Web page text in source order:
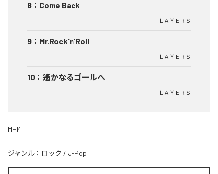
8 ： Come Back
ＬＡＹＥＲＳ
9 ： Mr.Rock'n'Roll
ＬＡＹＥＲＳ
10 ： 遙かなるゴールへ
ＬＡＹＥＲＳ
MHM
ジャンル： ロック / J-Pop